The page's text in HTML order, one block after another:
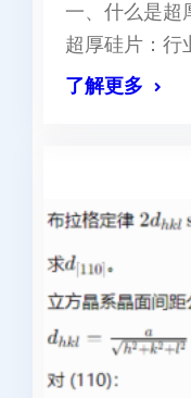
一、什么是超
超厚硅片：行
了解更多